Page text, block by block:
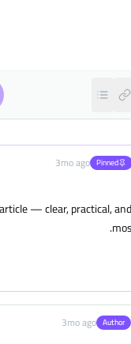
Pinned
3mo ago
— clear, practical,
Author
3mo ago